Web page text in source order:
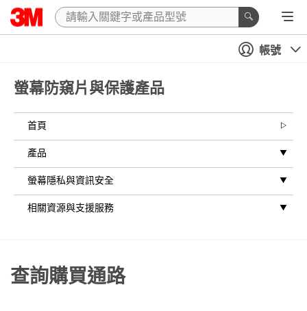
帳號
螢幕防窺片與保護產品
首頁
產品
螢幕隱私與資訊安全
相關資源與支援服務
查詢購買通路